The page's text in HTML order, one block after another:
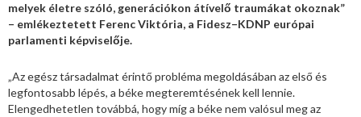
melyek életre szóló, generációkon átívelő traumákat okoznak”
– emlékeztetett Ferenc Viktória, a Fidesz–KDNP európai
parlamenti képviselője.
„Az egész társadalmat érintő probléma megoldásában az első és
legfontosabb lépés, a béke megteremtésének kell lennie.
Elengedhetetlen továbbá, hogy míg a béke nem valósul meg az